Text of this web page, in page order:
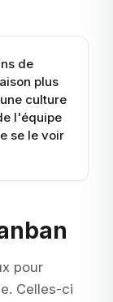
de
plus
culture
l'équipe
se le voir
pour
Celles-ci